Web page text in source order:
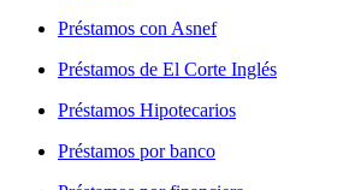
Préstamos con Asnef
Préstamos de El Corte Inglés
Préstamos Hipotecarios
Préstamos por banco